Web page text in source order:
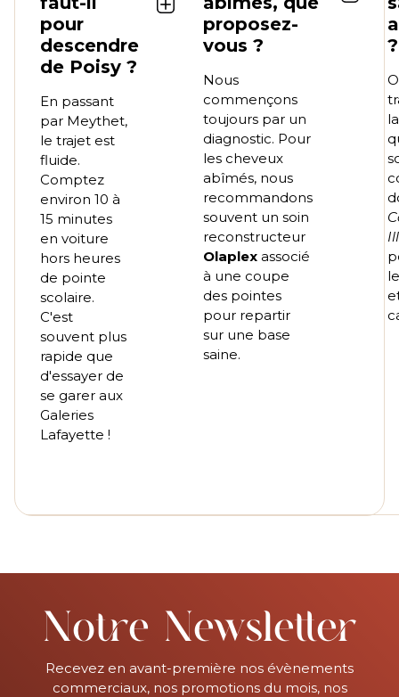
pour
descendre
de Poisy ?
En passant
par Meythet,
le trajet est
fluide.
Comptez
environ 10 à
15 minutes
en voiture
hors heures
de pointe
scolaire.
C'est
souvent plus
rapide que
d'essayer de
se garer aux
Galeries
Lafayette !
proposez-
vous ?
Nous
commençons
toujours par un
diagnostic. Pour
les cheveux
abîmés, nous
recommandons
souvent un soin
reconstructeur
Olaplex associé
à une coupe
des pointes
pour repartir
sur une base
saine.
?
Notre Newsletter
Recevez en avant-première nos évènements
commerciaux, nos promotions du mois, nos